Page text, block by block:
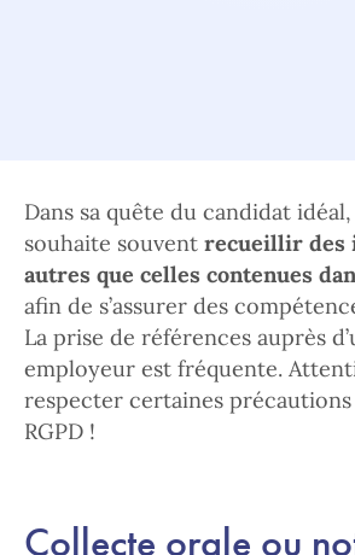
Dans sa quête du candidat
souhaite souvent recueillir des
autres que celles contenues
afin de s’assurer des
La prise de références auprès
employeur est fréquente.
respecter certaines
RGPD !
Collecte orale ou